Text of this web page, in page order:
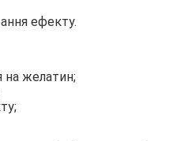
ефекту.
на желатин;